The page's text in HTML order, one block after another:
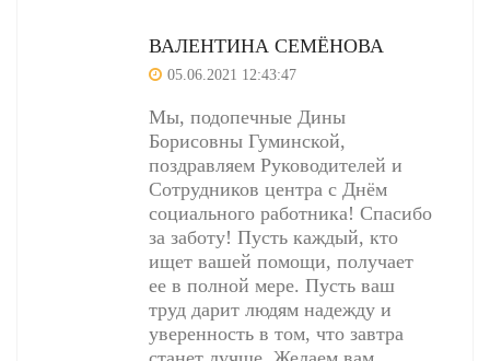
ВАЛЕНТИНА СЕМЁНОВА
05.06.2021 12:43:47
Мы, подопечные Дины
Борисовны Гуминской,
поздравляем Руководителей и
Сотрудников центра с Днём
социального работника! Спасибо
за заботу! Пусть каждый, кто
ищет вашей помощи, получает
ее в полной мере. Пусть ваш
труд дарит людям надежду и
уверенность в том, что завтра